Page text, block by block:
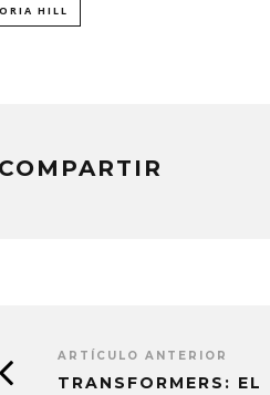
HILL
COMPARTIR
ARTÍCULO ANTERIOR
TRANSFORMERS: EL